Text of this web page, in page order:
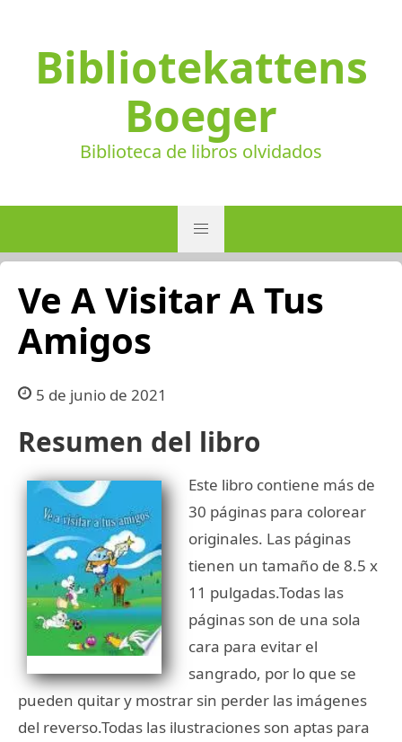
Bibliotekattens
Boeger
Biblioteca de libros olvidados
Ve A Visitar A Tus
Amigos
5 de junio de 2021
Resumen del libro
Este libro contiene más de
30 páginas para colorear
originales. Las páginas
tienen un tamaño de 8.5 x
11 pulgadas.Todas las
páginas son de una sola
cara para evitar el
sangrado, por lo que se
pueden quitar y mostrar sin perder las imágenes
del reverso.Todas las ilustraciones son aptas para